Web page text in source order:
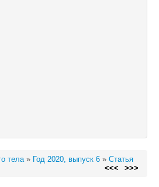
тела» Год 2020, выпуск 6 » Статья
<<< >>>